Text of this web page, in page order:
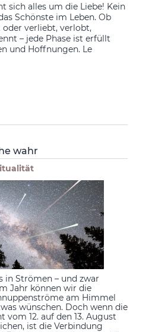
sich alles um die Liebe! Kein
Schönste im Leben. Ob
verliebt, verlobt,
– jede Phase ist erfüllt
und Hoffnungen. Le
wahr
in Strömen – und zwar
Jahr können wir die
am Himmel
wünschen. Doch wenn die
vom 12. auf den 13. August
ist die Verbindung